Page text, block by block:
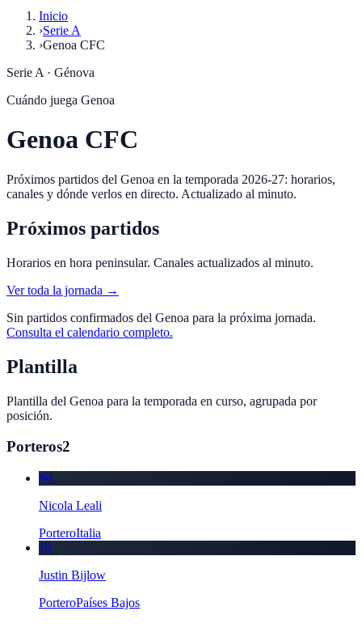
Inicio
›Serie A
›Genoa CFC
Serie A · Génova
Cuándo juega Genoa
Genoa CFC
Próximos partidos del Genoa en la temporada 2026-27: horarios,
canales y dónde verlos en directo. Actualizado al minuto.
Próximos partidos
Horarios en hora peninsular. Canales actualizados al minuto.
Ver toda la jornada →
Sin partidos confirmados del Genoa para la próxima jornada.
Consulta el calendario completo.
Plantilla
Plantilla del Genoa para la temporada en curso, agrupada por
posición.
Porteros2
NL
Nicola Leali
PorteroItalia
JB
Justin Bijlow
PorteroPaíses Bajos